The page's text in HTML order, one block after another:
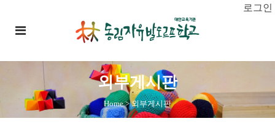
로그인
외부게시판
Home>외부게시판